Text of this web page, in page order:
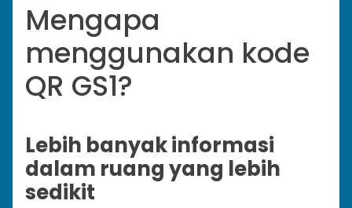
Mengapa
menggunakan kode
QR GS1?
Lebih banyak informasi
dalam ruang yang lebih
sedikit